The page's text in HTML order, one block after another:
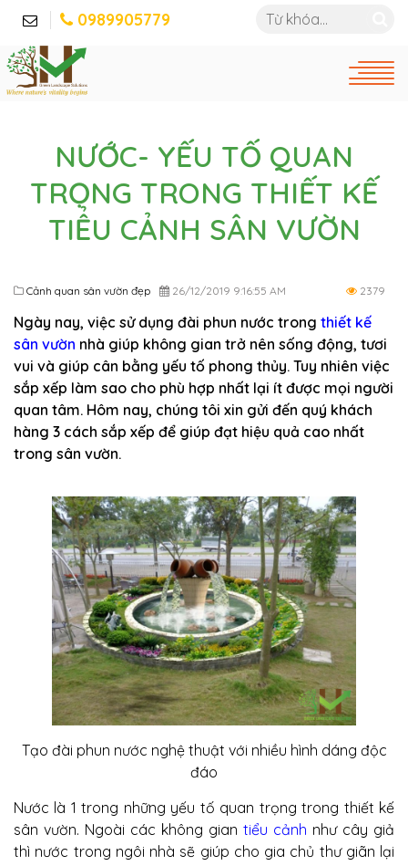
0989905779
NƯỚC- YẾU TỐ QUAN
TRỌNG TRONG THIẾT KẾ
TIỂU CẢNH SÂN VƯỜN
Cảnh quan sân vườn đẹp 26/12/2019 9:16:55 AM 2379
Ngày nay, việc sử dụng đài phun nước trong thiết kế
sân vườn nhà giúp không gian trở nên sống động, tươi
vui và giúp cân bằng yếu tố phong thủy. Tuy nhiên việc
sắp xếp làm sao cho phù hợp nhất lại ít được mọi người
quan tâm. Hôm nay, chúng tôi xin gửi đến quý khách
hàng 3 cách sắp xếp để giúp đạt hiệu quả cao nhất
trong sân vườn.
Tạo đài phun nước nghệ thuật với nhiều hình dáng độc
đáo
Nước là 1 trong những yếu tố quan trọng trong thiết kế
sân vườn. Ngoài các không gian tiểu cảnh như cây giả
thì nước trong ngôi nhà sẽ giúp cho gia chủ thư giãn lại